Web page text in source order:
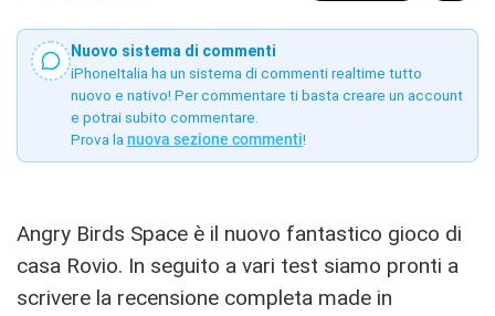
Nuovo sistema di commenti
iPhoneItalia ha un sistema di commenti realtime tutto
nuovo e nativo! Per commentare ti basta creare un account
e potrai subito commentare.
Prova la nuova sezione commenti!
Angry Birds Space è il nuovo fantastico gioco di
casa Rovio. In seguito a vari test siamo pronti a
scrivere la recensione completa made in